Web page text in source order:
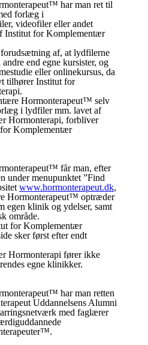
har man ret til
forlæg i
videofiler eller andet
Institut for Komplementær
af, at lydfilerne
end egne kursister, og
eller onlinekursus, da
tilhører Institut for
Hormonterapeut™ selv
i lydfiler mm. lavet af
Hormonterapi, forbliver
Komplementær
får man, efter
under menupunktet ”Find
www.hormonterapeut.dk,
Hormonterapeut™ optræder
egen klinik og ydelser, samt
område.
for Komplementær
sker først efter endt
Hormonterapi fører ikke
egne klinikker.
har man retten
Uddannelsens Alumni
med faglærer